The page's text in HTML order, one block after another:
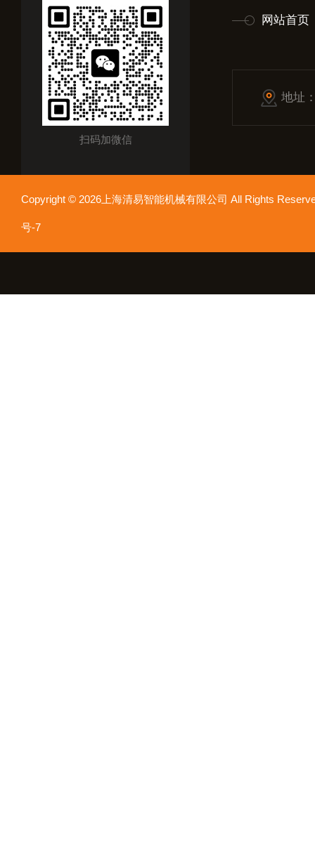
扫码加微信
网站首页
地址
Copyright © 2026上海清易智能机械有限公司 All Rights
号-7